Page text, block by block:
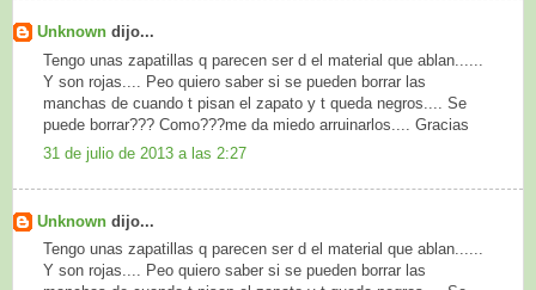
Unknown dijo...
Tengo unas zapatillas q parecen ser d el material que ablan......
Y son rojas.... Peo quiero saber si se pueden borrar las
manchas de cuando t pisan el zapato y t queda negros.... Se
puede borrar??? Como???me da miedo arruinarlos.... Gracias
31 de julio de 2013 a las 2:27
Unknown dijo...
Tengo unas zapatillas q parecen ser d el material que ablan......
Y son rojas.... Peo quiero saber si se pueden borrar las